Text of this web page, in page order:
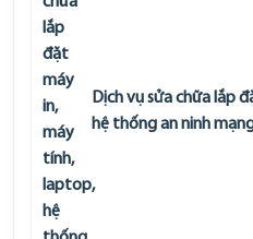
Dịch vụ sửa chữa lắp
hệ thống an ninh